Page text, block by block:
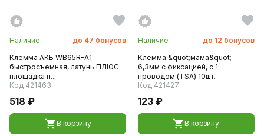
Наличие до 47 бонусов
Клемма АКБ WB65R-A1
быстросъемная, латунь ПЛЮС
площадка п...
Код 421463
518 ₽
В корзину
Наличие до 12 бонусов
Клемма &quot;мама&quot;
6,3мм с фиксацией, с 1
проводом (TSA) 10шт.
Код 421427
123 ₽
В корзину